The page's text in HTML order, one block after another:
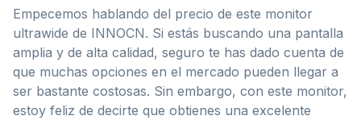
Empecemos hablando del precio de este monitor
ultrawide de INNOCN. Si estás buscando una pantalla
amplia y de alta calidad, seguro te has dado cuenta de
que muchas opciones en el mercado pueden llegar a
ser bastante costosas. Sin embargo, con este monitor,
estoy feliz de decirte que obtienes una excelente